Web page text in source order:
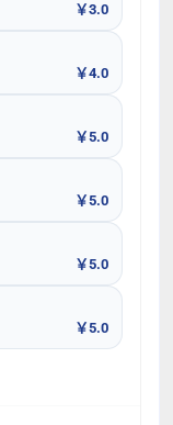
￥3.0
￥4.0
￥5.0
￥5.0
￥5.0
￥5.0